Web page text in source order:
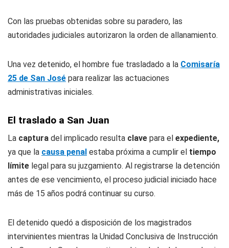
Con las pruebas obtenidas sobre su paradero, las
autoridades judiciales autorizaron la orden de allanamiento.
Una vez detenido, el hombre fue trasladado a la Comisaría
25 de San José para realizar las actuaciones
administrativas iniciales.
El traslado a San Juan
La captura del implicado resulta clave para el expediente,
ya que la causa penal estaba próxima a cumplir el tiempo
límite legal para su juzgamiento. Al registrarse la detención
antes de ese vencimiento, el proceso judicial iniciado hace
más de 15 años podrá continuar su curso.
El detenido quedó a disposición de los magistrados
intervinientes mientras la Unidad Conclusiva de Instrucción